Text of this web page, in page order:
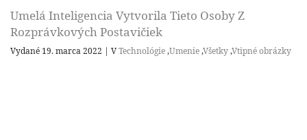
Umelá Inteligencia Vytvorila Tieto Osoby Z
Rozprávkových Postavičiek
Vydané 19. marca 2022 | VTechnológie,Umenie,Všetky,Vtipné obrázky